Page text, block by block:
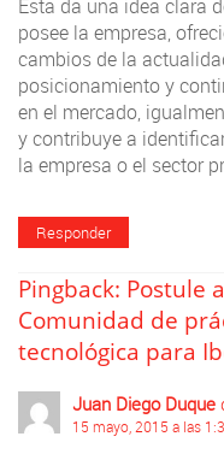
Ésta da una idea clara
posee la empresa,
cambios de la
posicionamiento y
en el mercado,
y contribuye a
la empresa o el sector
Responder
Pingback: Postule
Comunidad de
tecnológica para
Juan Diego Duque
15 mayo, 2015 a las